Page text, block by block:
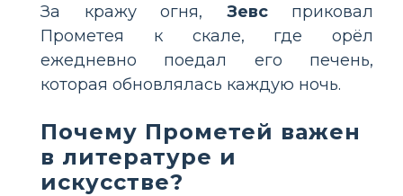
За кражу огня, Зевсприковал
Прометея к скале, где орёл
ежедневно поедал его печень,
которая обновлялась каждую ночь.
Почему Прометей важен
в литературе и
искусстве?